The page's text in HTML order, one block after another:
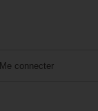
Me connecter